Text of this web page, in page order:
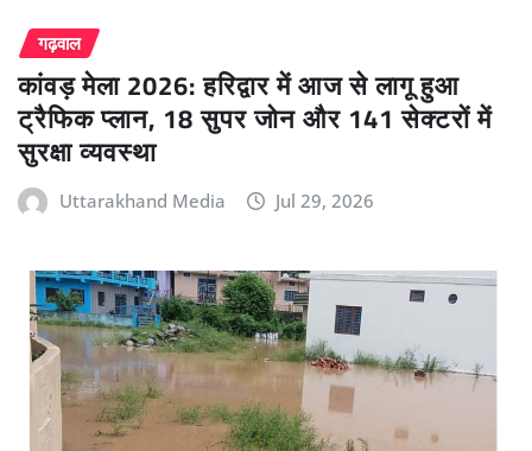
गढ़वाल
कांवड़ मेला 2026: हरिद्वार में आज से लागू हुआ
ट्रैफिक प्लान, 18 सुपर जोन और 141 सेक्टरों में
सुरक्षा व्यवस्था
Uttarakhand Media Jul 29, 2026